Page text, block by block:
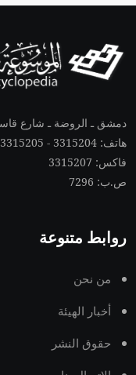
دمشق ـ الروضة ـ شارع قاسم
هاتف: 3315204 - 3315205
فاكس: 3315207
ص.ب: 7296
روابط متنوعة
من نحن
أخبار الهيئة
حقوق النشر